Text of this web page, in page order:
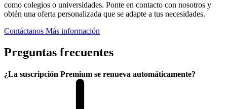
como colegios o universidades. Ponte en contacto con nosotros y
obtén una oferta personalizada que se adapte a tus necesidades.
Contáctanos Más información
Preguntas frecuentes
¿La suscripción Premium se renueva automáticamente?